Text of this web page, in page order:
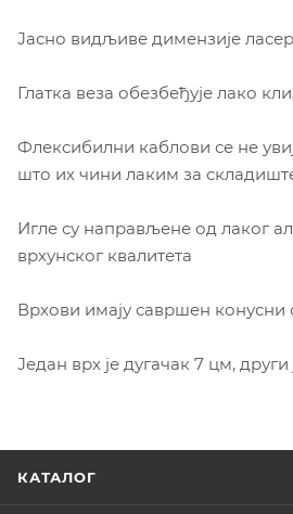
Јасно видљиве димензије
Глатка веза обезбеђује лако
Флексибилни каблови се не
што их чини лаким за
Игле су направљене од лаког
врхунског квалитета
Врхови имају савршен конусни
Један врх је дугачак 7 цм, други
КАТАЛОГ